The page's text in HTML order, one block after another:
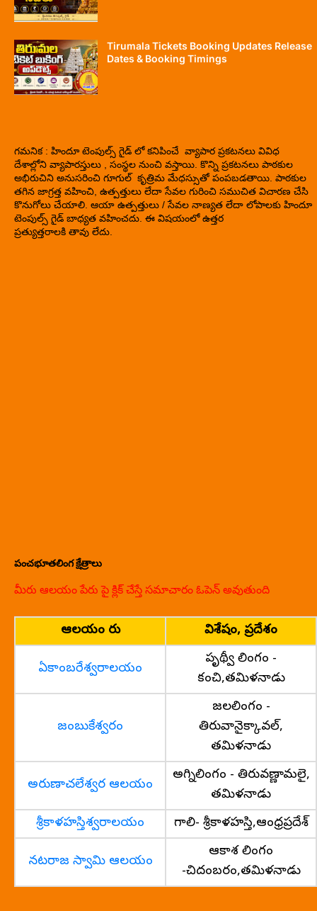
Tirumala Tickets Booking Updates Release
Dates & Booking Timings
గమనిక : హిందూ టెంపుల్స్ గైడ్ లో కనిపించే వ్యాపార ప్రకటనలు వివిధ
దేశాల్లోని వ్యాపారస్తులు , సంస్థల నుంచి వస్తాయి. కొన్ని ప్రకటనలు పాఠకుల
అభిరుచిని అనుసరించి గూగుల్ కృత్రిమ మేధస్సుతో పంపబడతాయి. పాఠకుల
తగిన జాగ్రత్త వహించి, ఉత్పత్తులు లేదా సేవల గురించి సముచిత విచారణ చేసి
కొనుగోలు చేయాలి. ఆయా ఉత్పత్తులు / సేవల నాణ్యత లేదా లోపాలకు హిందూ
టెంపుల్స్ గైడ్ బాధ్యత వహించదు. ఈ విషయంలో ఉత్తర
ప్రత్యుత్తరాలకి తావు లేదు.
పంచభూతలింగ క్షేత్రాలు
మీరు ఆలయం పేరు పై క్లిక్ చేస్తే సమాచారం ఓపెన్ అవుతుంది
ఆలయం పేరు విశేషం, ప్రదేశం
ఏకాంబరేశ్వరాలయం
పృథ్వీ లింగం -
కంచి,తమిళనాడు
జంబుకేశ్వరం
జలలింగం -
తిరువానైక్కావల్,
తమిళనాడు
అరుణాచలేశ్వర ఆలయం
అగ్నిలింగం - తిరువణ్ణామలై,
తమిళనాడు
శ్రీకాళహస్తిశ్వరాలయం
గాలి- శ్రీకాళహస్తి,ఆంధ్రప్రదేశ్
నటరాజ స్వామి ఆలయం
ఆకాశ లింగం
-చిదంబరం,తమిళనాడు